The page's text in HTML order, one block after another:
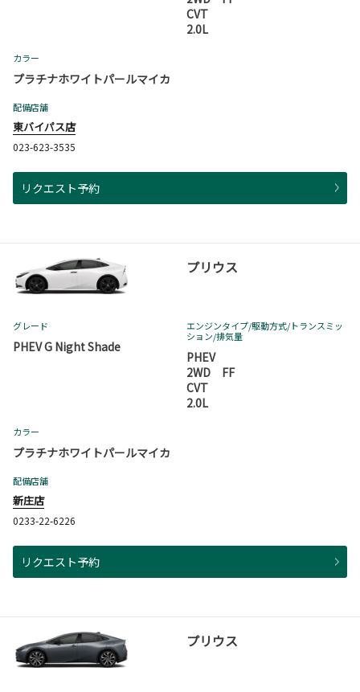
CVT
2.0L
カラー
プラチナホワイトパールマイカ
配備店舗
東バイパス店
023-623-3535
リクエスト予約
プリウス
グレード
PHEV G Night Shade
エンジンタイプ/駆動方式/トランスミッ
ション/排気量
PHEV
2WD FF
CVT
2.0L
カラー
プラチナホワイトパールマイカ
配備店舗
新庄店
0233-22-6226
リクエスト予約
プリウス